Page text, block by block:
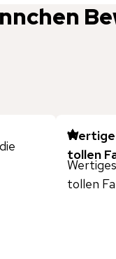
tollen
tollen